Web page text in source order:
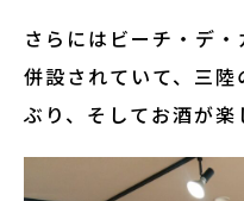
さらにはビーチ・デ
併設されていて、三
ぶり、そしてお酒が楽